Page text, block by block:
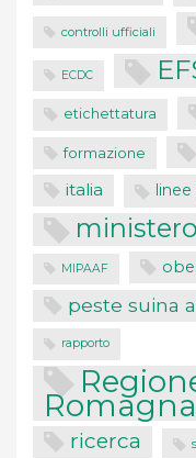
controlli ufficiali
ECDC
etichettatura
formazione
italia
MIPAAF
peste suina
rapporto
Romagna
ricerca